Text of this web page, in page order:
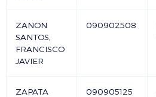
ZANON
SANTOS,
FRANCISCO
JAVIER
090902508
ZAPATA
090905125